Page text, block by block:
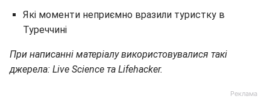
Які моменти неприємно вразили туристку в
Туреччині
При написанні матеріалу використовувалися такі
джерела: Live Science та Lifehacker.